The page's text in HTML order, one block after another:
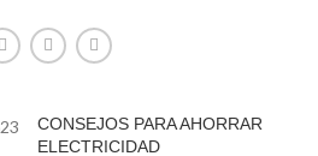
CONSEJOS PARA AHORRAR
ELECTRICIDAD